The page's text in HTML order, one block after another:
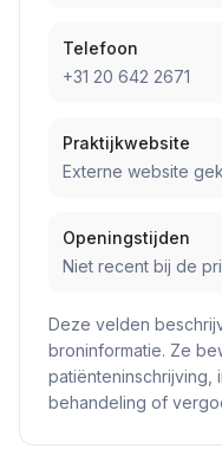
Telefoon
+31 20 642 2671
Praktijkwebsite
Externe website
Openingstijden
Niet recent bij de
Deze velden
broninformatie. Ze
patiënteninschrijving,
behandeling of